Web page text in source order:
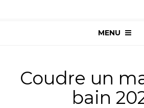
MENU
Coudre un
bain